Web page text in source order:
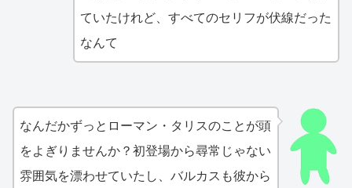
ていたけれど、すべてのセリフが伏線だった
なんて
なんだかずっとローマン・タリスのことが頭
をよぎりませんか？初登場から尋常じゃない
雰囲気を漂わせていたし、バルカスも彼から